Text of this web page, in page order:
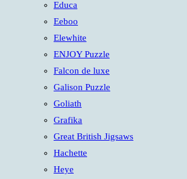
Educa
Eeboo
Elewhite
ENJOY Puzzle
Falcon de luxe
Galison Puzzle
Goliath
Grafika
Great British Jigsaws
Hachette
Heye